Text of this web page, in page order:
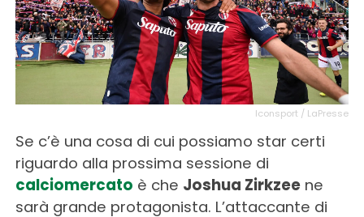
Iconsport / LaPresse
Se c’è una cosa di cui possiamo star certi
riguardo alla prossima sessione di
calciomercato è che Joshua Zirkzeene
sarà grande protagonista. L’attaccante di